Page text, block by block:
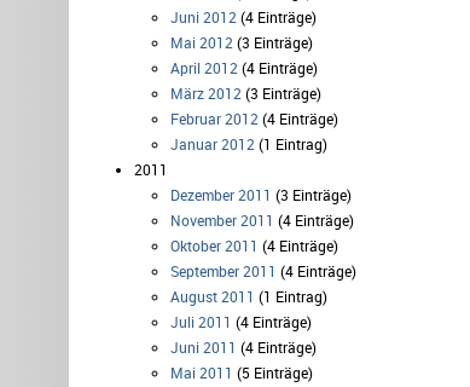
Juni 2012 (4 Einträge)
Mai 2012 (3 Einträge)
April 2012 (4 Einträge)
März 2012 (3 Einträge)
Februar 2012 (4 Einträge)
Januar 2012 (1 Eintrag)
2011
Dezember 2011 (3 Einträge)
November 2011 (4 Einträge)
Oktober 2011 (4 Einträge)
September 2011 (4 Einträge)
August 2011 (1 Eintrag)
Juli 2011 (4 Einträge)
Juni 2011 (4 Einträge)
Mai 2011 (5 Einträge)